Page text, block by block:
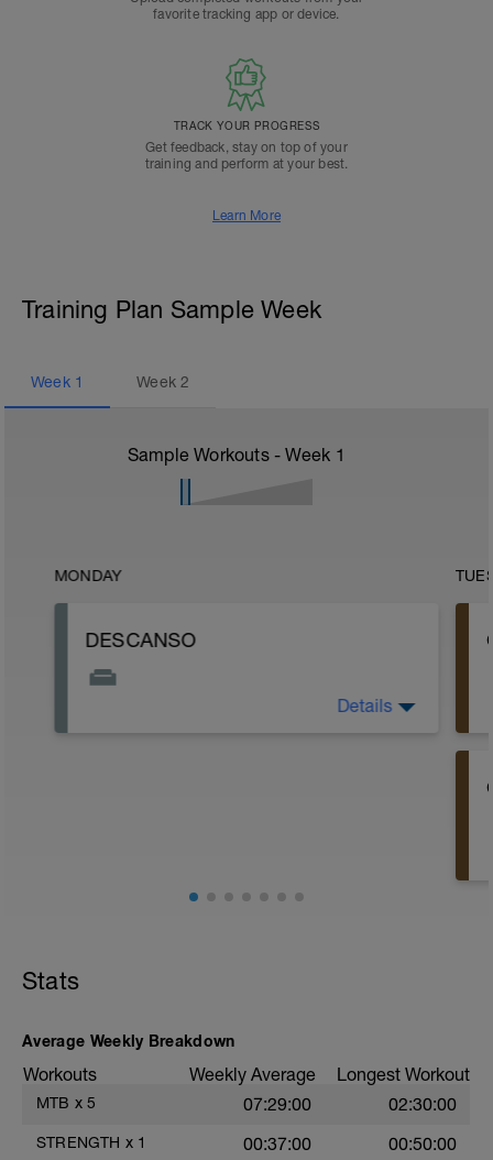
favorite tracking app or device.
TRACK YOUR PROGRESS
Get feedback, stay on top of your
training and perform at your best.
Learn More
Training Plan Sample Week
Week 1 Week2
Sample Workouts - Week 1
MONDAY
DESCANSO
un poco más (a poder ser mínimo 8h) y
Details
Stats
Average Weekly Breakdown
Workouts Weekly Average Longest Workout
MTB x 5 07:29:00 02:30:00
STRENGTH x 1 00:37:00 00:50:00